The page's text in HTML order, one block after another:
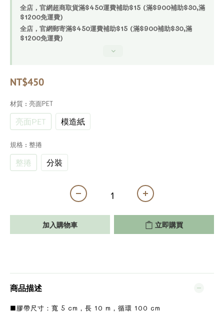
全店，官網超商取貨滿$450運費補助$15 (滿$900補助$30,滿
$1200免運費)
全店，官網郵寄滿$450運費補助$15 (滿$900補助$30,滿
$1200免運費)
NT$450
材質 : 亮面PET
亮面PET 模造紙
規格 : 整捲
整捲 分裝
加入購物車 立即購買
商品描述
■膠帶尺寸：寬 5 cm，長 10 m，循環 100 cm